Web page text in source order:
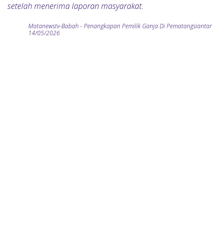
setelah menerima laporan masyarakat.
Matanewstv-Babah -Penangkapan Pemilik Ganja Di Pematangsiantar
14/05/2026